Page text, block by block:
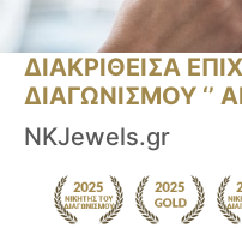
ΔΙΑΚΡΙΘΕΙΣΑ
ΔΙΑΓΩΝΙΣΜΟΥ ‘’
NKJewels.gr